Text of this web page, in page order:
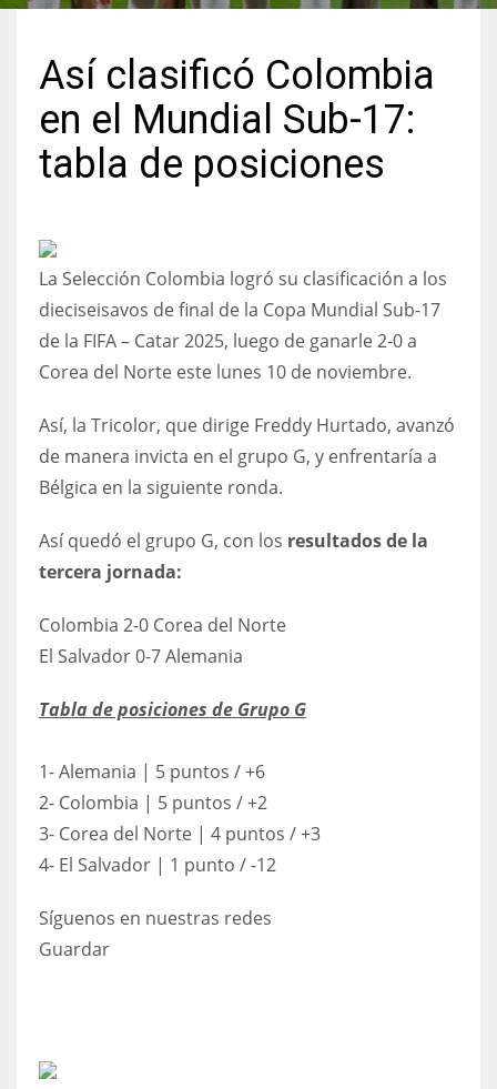
WSH
26
24
PIT
16
19
NYG
24
MIA
Así clasificó Colombia
en el Mundial Sub-17:
tabla de posiciones
La Selección Colombia logró su clasificación a los
dieciseisavos de final de la Copa Mundial Sub-17
de la FIFA – Catar 2025, luego de ganarle 2-0 a
Corea del Norte este lunes 10 de noviembre.
Así, la Tricolor, que dirige Freddy Hurtado, avanzó
de manera invicta en el grupo G, y enfrentaría a
Bélgica en la siguiente ronda.
Así quedó el grupo G, con los resultados de la
tercera jornada:
Colombia 2-0 Corea del Norte
El Salvador 0-7 Alemania
Tabla de posiciones de Grupo G
1- Alemania | 5 puntos / +6
2- Colombia | 5 puntos / +2
3- Corea del Norte | 4 puntos / +3
4- El Salvador | 1 punto / -12
Síguenos en nuestras redes
Guardar